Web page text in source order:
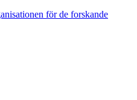
för de forskande